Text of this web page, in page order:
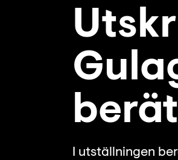
I utställningen